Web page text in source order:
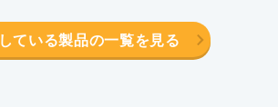
ている製品の一覧を見る